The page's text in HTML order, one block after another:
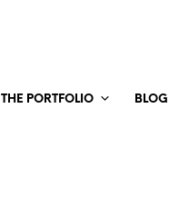
THE PORTFOLIO BLOG